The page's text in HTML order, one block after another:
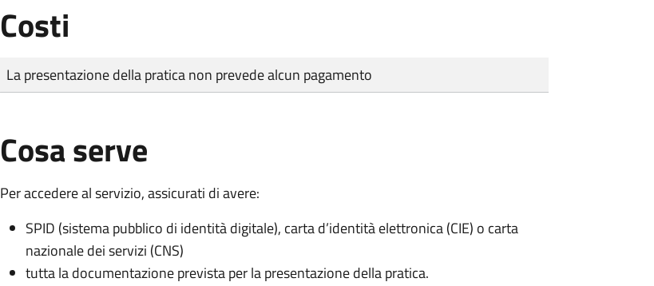
Costi
Tipo di pagamento
Importo
La presentazione della pratica non prevede alcun pagamento
Cosa serve
Per accedere al servizio, assicurati di avere:
SPID (sistema pubblico di identità digitale), carta d’identità elettronica (CIE) o carta
nazionale dei servizi (CNS)
tutta la documentazione prevista per la presentazione della pratica.